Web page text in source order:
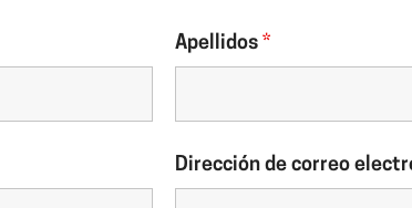
Apellidos*
Dirección de correo